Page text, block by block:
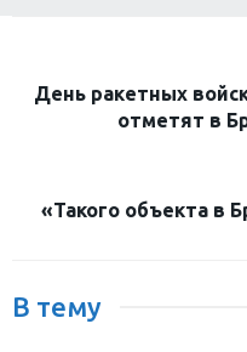
День ракетных
отметят в
«Такого объекта в
В тему